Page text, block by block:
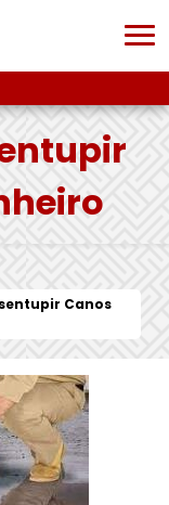
Canos